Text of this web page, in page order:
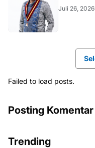
Juli 26, 2026
Failed to load posts.
Posting Komentar
Trending